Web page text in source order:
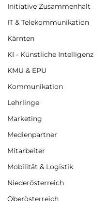
Initiative Zusammenhalt
IT & Telekommunikation
Kärnten
KI - Künstliche Intelligenz
KMU & EPU
Kommunikation
Lehrlinge
Marketing
Medienpartner
Mitarbeiter
Mobilität & Logistik
Niederösterreich
Oberösterreich